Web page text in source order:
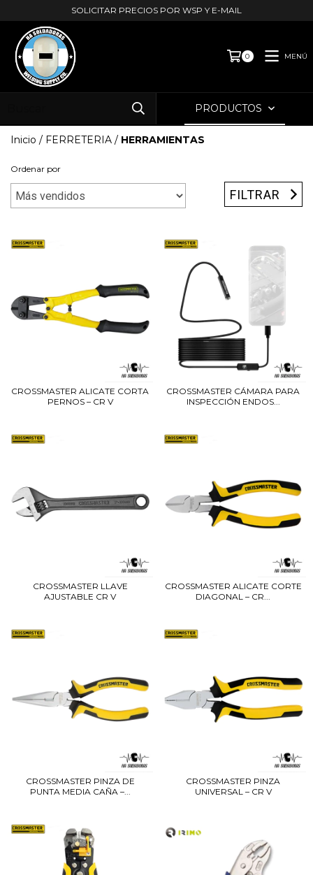
SOLICITAR PRECIOS POR WSP Y E-MAIL
0 MENÚ
PRODUCTOS
Inicio / FERRETERIA / HERRAMIENTAS
Ordenar por
FILTRAR
CROSSMASTER ALICATE CORTA
PERNOS – CR V
CROSSMASTER CÁMARA PARA
INSPECCIÓN ENDOS...
CROSSMASTER LLAVE
AJUSTABLE CR V
CROSSMASTER ALICATE CORTE
DIAGONAL – CR...
CROSSMASTER PINZA DE
PUNTA MEDIA CAÑA –...
CROSSMASTER PINZA
UNIVERSAL – CR V